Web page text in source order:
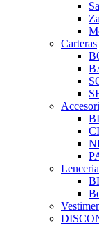
Carteras
Lenceria